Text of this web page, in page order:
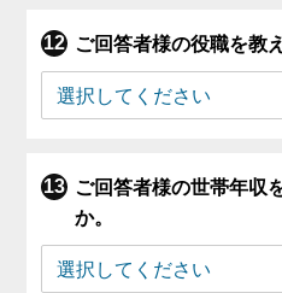
ご回答者様の役職を教
ご回答者様の世帯年収
か。